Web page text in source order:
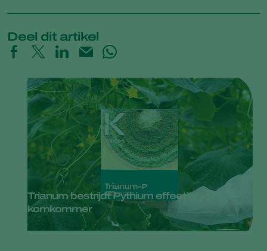
Deel dit artikel
Trianum bestrijdt Pythium effectief in
komkommer